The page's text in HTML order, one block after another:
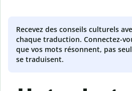
Recevez des conseils culturels
chaque traduction. Connectez-
que vos mots résonnent, pas
se traduisent.